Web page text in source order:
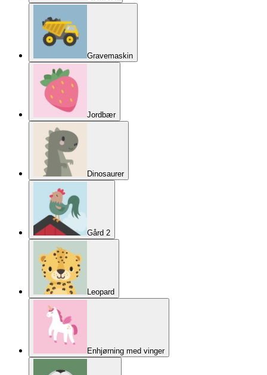
Gravemaskin
Jordbær
Dinosaurer
Gård 2
Leopard
Enhjørning med vinger